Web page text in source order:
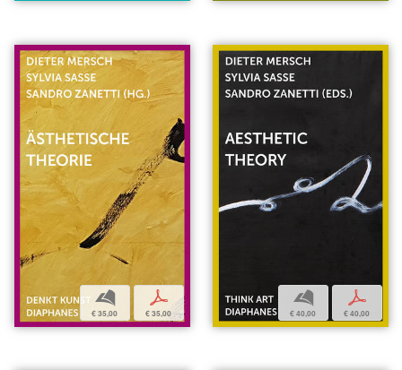
b
€ 35,00
p
€ 35,00
b
€ 40,00
p
€ 40,00